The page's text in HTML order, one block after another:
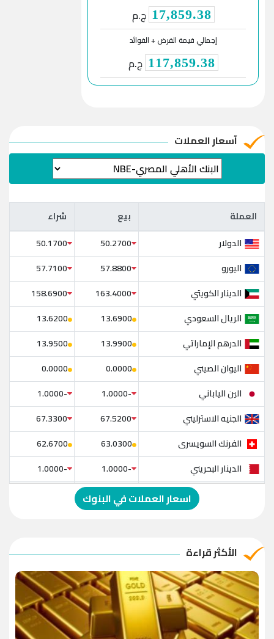
17,859.38 ج.م
إجمالي قيمة القرض + الفوائد
117,859.38 ج.م
آسعار العملات
العملة بيع شراء العملة بيع
شراء
الدولار
50.2700
50.1700
اليورو
57.8800
57.7100
الدينار الكويتي
163.4000
158.6900
الريال السعودي
13.6900
13.6200
الدرهم الإماراتي
13.9900
13.9500
اليوان الصيني
0.0000
0.0000
الين الياباني
-1.0000
-1.0000
الجنيه الاسترليني
67.5200
67.3300
الفرنك السويسرى
63.0300
62.6700
الدينار البحريني
-1.0000
-1.0000
الدولار الإسترالي
-1.0000
الريال القطري
الدينار الأردني
-1.0000
-1.0000
اسعار العملات في البنوك
الأكثر قراءة